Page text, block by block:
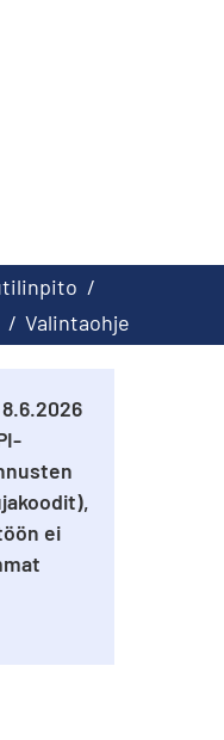
/
/ Valintaohje
ei